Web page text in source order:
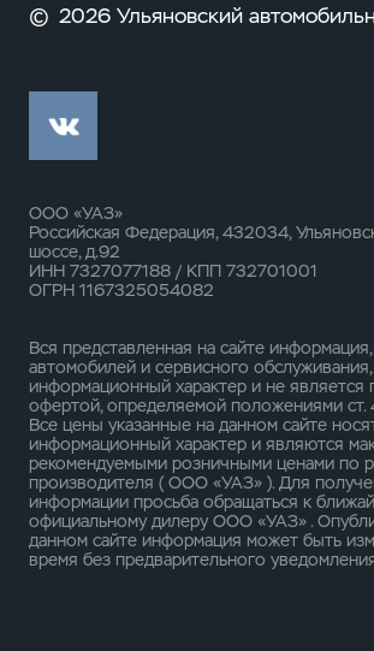
© 2026 Ульяновский
ООО «УАЗ»
Российская Федерация, 432034,
шоссе, д.92
ИНН 7327077188 / КПП 732701001
ОГРН 1167325054082
Вся представленная на сайте
автомобилей и сервисного
информационный характер и не является
офертой, определяемой положениями
Все цены указанные на данном сайте
информационный характер и являются
рекомендуемыми розничными ценами по
производителя ( ООО «УАЗ» ). Для
информации просьба обращаться к
официальному дилеру ООО «УАЗ» .
данном сайте информация может быть
время без предварительного